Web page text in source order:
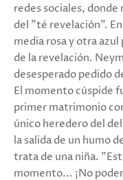
redes sociales,
del "té revelación".
media rosa y otra
de la revelación.
desesperado pedido
El momento cúspide
primer matrimonio
único heredero del
la salida de un humo
trata de una niña.
momento... ¡No